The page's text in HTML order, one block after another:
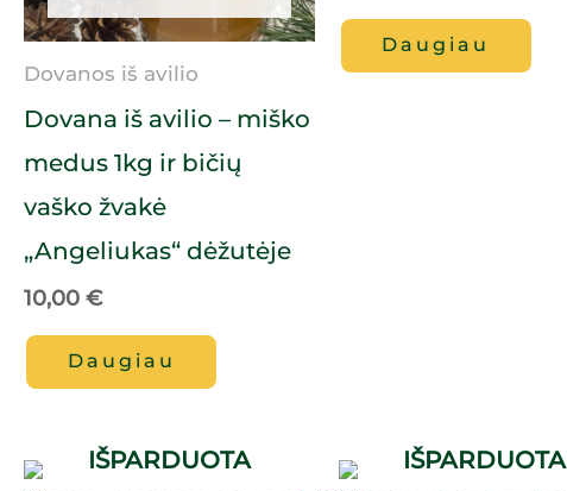
Dovanos iš avilio
Dovana iš avilio – miško
medus 1kg ir bičių
vaško žvakė
„Angeliukas“ dėžutėje
10,00 €
Daugiau
Daugiau
IŠPARDUOTA IŠPARDUOTA